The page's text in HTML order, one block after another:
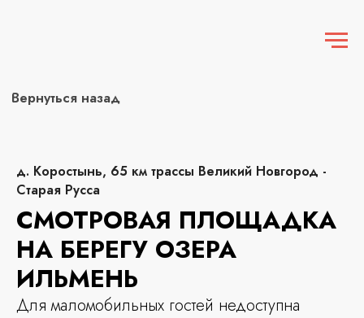
д. Коростынь, 65 км трассы Великий Новгород -
Старая Русса
СМОТРОВАЯ ПЛОЩАДКА
НА БЕРЕГУ ОЗЕРА
ИЛЬМЕНЬ
Для маломобильных гостей недоступна